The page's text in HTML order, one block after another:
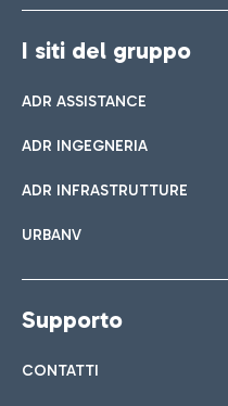
I siti del gruppo
ADR ASSISTANCE
ADR INGEGNERIA
ADR INFRASTRUTTURE
URBANV
Supporto
CONTATTI